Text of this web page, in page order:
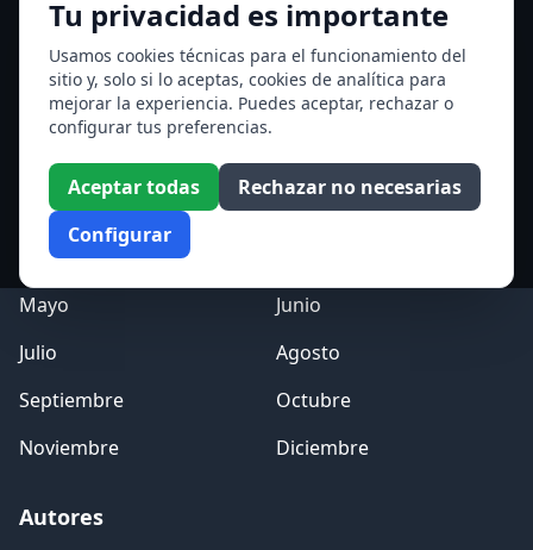
Tu privacidad es importante
Usamos cookies técnicas para el funcionamiento del
sitio y, solo si lo aceptas, cookies de analítica para
mejorar la experiencia. Puedes aceptar, rechazar o
configurar tus preferencias.
Aceptar todas
Rechazar no necesarias
Configurar
San Cayetano de Thiene
San Sixto II papa
Ver todos los santos de hoy
Acceso a los Meses
Enero
Febrero
Marzo
Mayo
Junio
Julio
Agosto
Septiembre
Octubre
Noviembre
Diciembre
Autores